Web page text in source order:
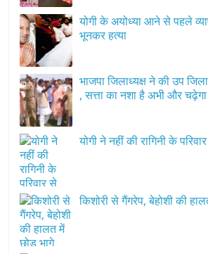
योगी के अयोध्या आने से पहले
भूनकर हत्या
भाजपा जिलाध्यक्ष ने की उप
, सत्ता का नशा है अभी और चढ़ेगा
योगी ने नहीं की रागिनी के
किशोरी से गैंगरेप, बेहोशी की